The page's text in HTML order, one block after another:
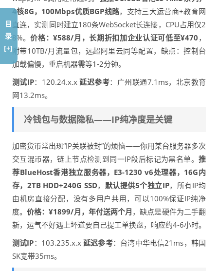
4核8G，100Mbps优质BGP线路，支持三大运营商+教育网
直连，实测同时建立180条WebSocket长连接，CPU占用仅2
8%。价格：¥588/月，长期折扣加企业认证可低至¥470 ，
附带10TB/月流量包，远超阿里云同等配置，缺点：控制台
加载偏慢，重启机器需等1-2分钟。
测试IP：120.24.x.x延迟参考：广州联通7.1ms，北京教育
网13.2ms。
冷钱包与数据隐私——IP纯净度是关键
加密货币常出现“IP关联被封”的烦恼——你用某台服务器多次
交互混币器，链上节点检测到同一IP段后标记为黑名单。 推
荐BlueHost香港独立服务器，E3-1230 v6处理器，16G内
存，2TB HDD+240G SSD， 默认提供5个独立IP，所有IP均
由机房直接分配，没有多用户共用，可以100%保证IP纯净
度。价格：¥1899/月，年付送两个月 ，缺点是硬件为二手翻
新，运气不好遇上坏道要自己提工单换盘，响应约4-6小时。
测试IP：103.235.x.x延迟参考：台湾中华电信21ms，韩国
SK宽带35ms。
目
录
[+]